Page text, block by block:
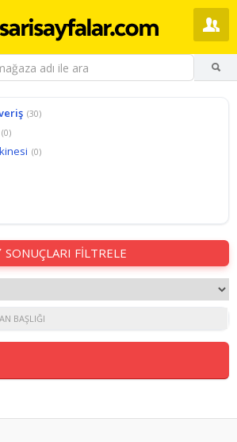
(30)
(0)
(0)
SONUÇLARI FİLTRELE
BAŞLIĞI